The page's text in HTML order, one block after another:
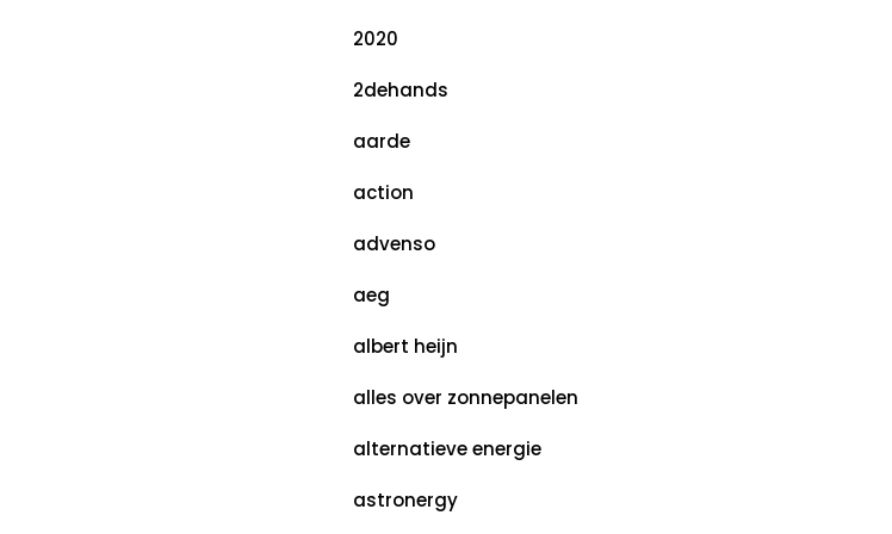
2020
2dehands
aarde
action
advenso
aeg
albert heijn
alles over zonnepanelen
alternatieve energie
astronergy